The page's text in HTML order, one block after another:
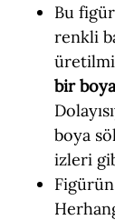
Bu
renkli
bir
boya
izleri